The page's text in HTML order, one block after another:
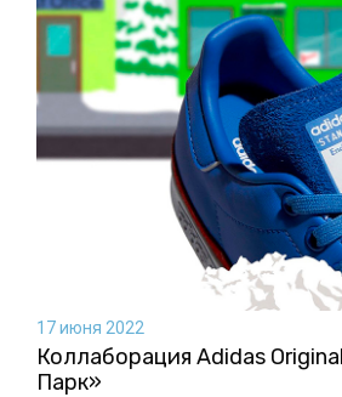
17 июня 2022
Коллаборация Аdidas
Парк»